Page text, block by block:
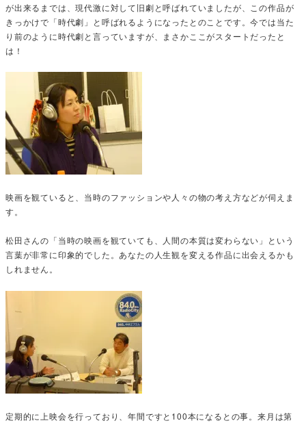
が出来るまでは、現代激に対して旧劇と呼ばれていましたが、この作品が
きっかけで「時代劇」と呼ばれるようになったとのことです。今では当た
り前のように時代劇と言っていますが、まさかここがスタートだったと
は！
映画を観ていると、当時のファッションや人々の物の考え方などが伺えま
す。
松田さんの「当時の映画を観ていても、人間の本質は変わらない」という
言葉が非常に印象的でした。あなたの人生観を変える作品に出会えるかも
しれません。
定期的に上映会を行っており、年間ですと100本になるとの事。来月は第